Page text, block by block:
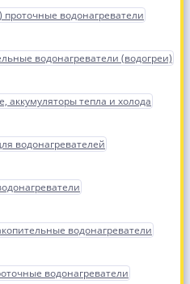
проточные водонагреватели
водонагреватели (водогреи)
аккумуляторы тепла и холода
водонагревателей
водонагреватели
водонагреватели